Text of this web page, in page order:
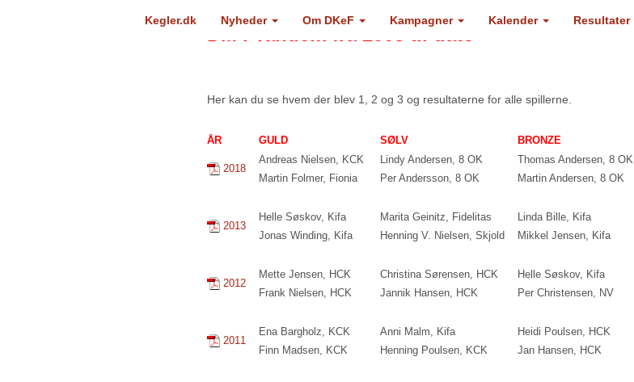
Kegler.dk Nyheder Om DKeF Kampagner Kalender Resultater
Her kan du se hvem der blev 1, 2 og 3 og resultaterne for alle spillerne.
ÅR GULD SØLV BRONZE
2018
Andreas Nielsen, KCK
Martin Folmer, Fionia
Lindy Andersen, 8 OK
Per Andersson, 8 OK
Thomas Andersen, 8 OK
Martin Andersen, 8 OK
2013
Helle Søskov, Kifa
Jonas Winding, Kifa
Marita Geinitz, Fidelitas
Henning V. Nielsen, Skjold
Linda Bille, Kifa
Mikkel Jensen, Kifa
2012
Mette Jensen, HCK
Frank Nielsen, HCK
Christina Sørensen, HCK
Jannik Hansen, HCK
Helle Søskov, Kifa
Per Christensen, NV
2011
Ena Bargholz, KCK
Finn Madsen, KCK
Anni Malm, Kifa
Henning Poulsen, KCK
Heidi Poulsen, HCK
Jan Hansen, HCK